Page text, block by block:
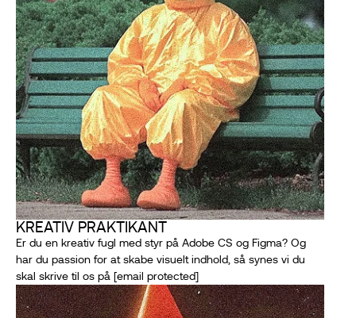
KREATIV PRAKTIKANT
Er du en kreativ fugl med styr på Adobe CS og Figma? Og
har du passion for at skabe visuelt indhold, så synes vi du
skal skrive til os på [email protected]